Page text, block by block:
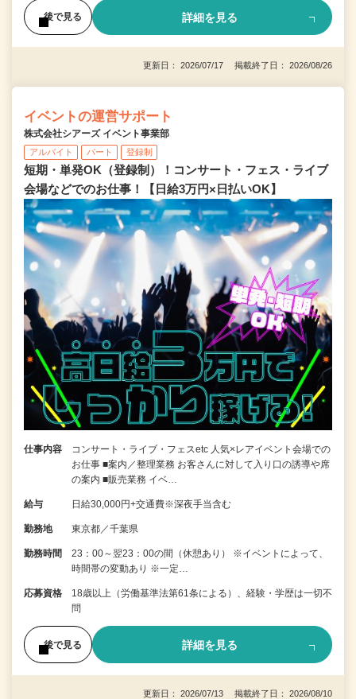
後で見る 詳細を見る
更新日： 2026/07/17 掲載終了日： 2026/08/26
イベントの運営サポート
株式会社シアーズ イベント事業部
アルバイト パート 登録制
短期・単発OK（登録制）！コンサート・フェス・ライブ
会場などでのお仕事！【日給3万円×日払いOK】
仕事内容
コンサート・ライブ・フェスetc 人気×レアイベント会場での
お仕事 ■案内／整理業務 お客さんに対して入り口の誘導や席
の案内 ■販売業務 イベ…
給与 日給30,000円+交通費※深夜手当含む
勤務地 東京都／千葉県
勤務時間
23：00～翌23：00の間（休憩あり） ※イベントによって、
時間帯の変動あり ※一定…
応募資格
18歳以上（労働基準法第61条による）、経験・学歴は一切不
問
後で見る 詳細を見る
更新日： 2026/07/13 掲載終了日： 2026/08/10